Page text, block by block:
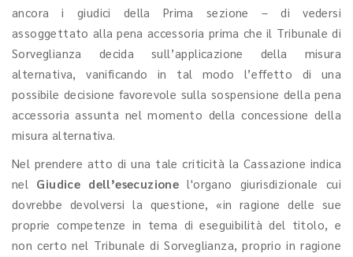
ancora i giudici della Prima sezione – di vedersi
assoggettato alla pena accessoria prima che il Tribunale di
Sorveglianza decida sull’applicazione della misura
alternativa, vanificando in tal modo l’effetto di una
possibile decisione favorevole sulla sospensione della pena
accessoria assunta nel momento della concessione della
misura alternativa.
Nel prendere atto di una tale criticità la Cassazione indica
nel Giudice dell’esecuzione l'organo giurisdizionale cui
dovrebbe devolversi la questione, «in ragione delle sue
proprie competenze in tema di eseguibilità del titolo, e
non certo nel Tribunale di Sorveglianza, proprio in ragione